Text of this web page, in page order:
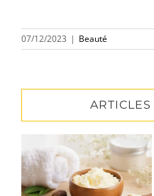
07/12/2023 | Beauté